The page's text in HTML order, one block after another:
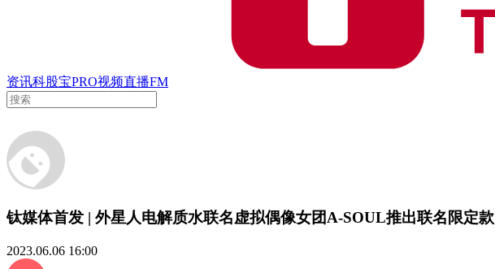
资讯科股宝PRO视频直播FM
钛媒体首发 | 外星人电解质水联名虚拟偶像女团A-SOUL推出联名限定款
2023.06.06 16:00